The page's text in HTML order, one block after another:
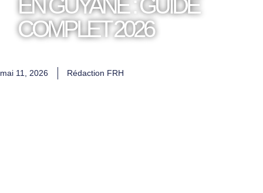
COMPLET 2026
mai 11, 2026 Rédaction FRH